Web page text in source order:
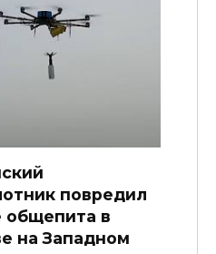
повредил
общепита в
на Западном